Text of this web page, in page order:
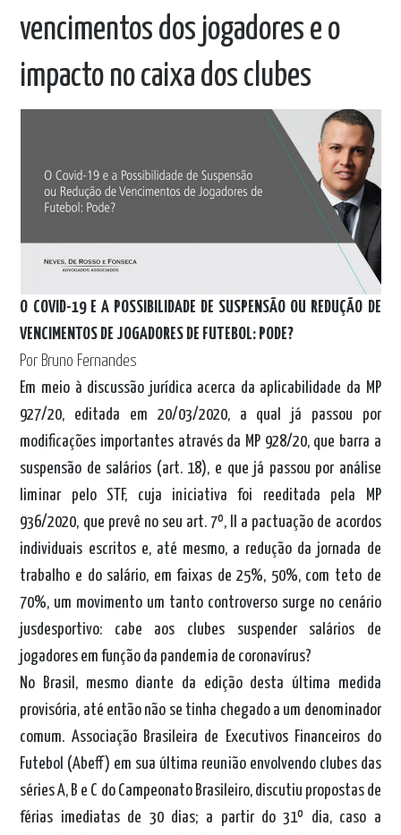
vencimentos dos jogadores e o
impacto no caixa dos clubes
O COVID-19 E A POSSIBILIDADE DE SUSPENSÃO OU REDUÇÃO DE
VENCIMENTOS DE JOGADORES DE FUTEBOL: PODE?
Por Bruno Fernandes
Em meio à discussão jurídica acerca da aplicabilidade da MP
927/20, editada em 20/03/2020, a qual já passou por
modificações importantes através da MP 928/20, que barra a
suspensão de salários (art. 18), e que já passou por análise
liminar pelo STF, cuja iniciativa foi reeditada pela MP
936/2020, que prevê no seu art. 7º, II a pactuação de acordos
individuais escritos e, até mesmo, a redução da jornada de
trabalho e do salário, em faixas de 25%, 50%, com teto de
70%, um movimento um tanto controverso surge no cenário
jusdesportivo: cabe aos clubes suspender salários de
jogadores em função da pandemia de coronavírus?
No Brasil, mesmo diante da edição desta última medida
provisória, até então não se tinha chegado a um denominador
comum. Associação Brasileira de Executivos Financeiros do
Futebol (Abeff) em sua última reunião envolvendo clubes das
séries A, B e C do Campeonato Brasileiro, discutiu propostas de
férias imediatas de 30 dias; a partir do 31º dia, caso a